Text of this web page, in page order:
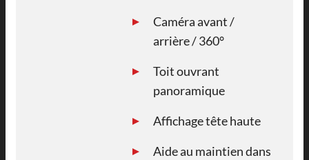
Caméra avant /
arrière / 360°
Toit ouvrant
panoramique
Affichage tête haute
Aide au maintien dans